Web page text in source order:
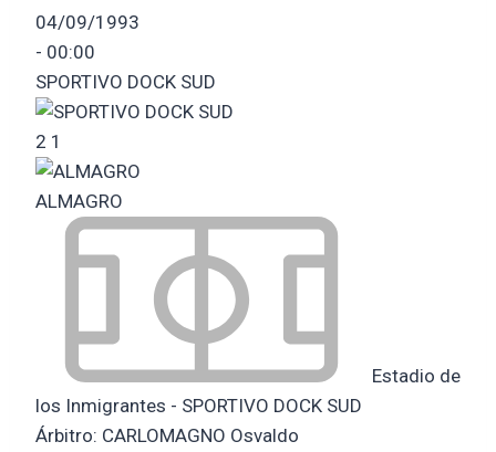
04/09/1993
- 00:00
SPORTIVO DOCK SUD
2 1
ALMAGRO
Estadio de
los Inmigrantes - SPORTIVO DOCK SUD
Árbitro: CARLOMAGNO Osvaldo